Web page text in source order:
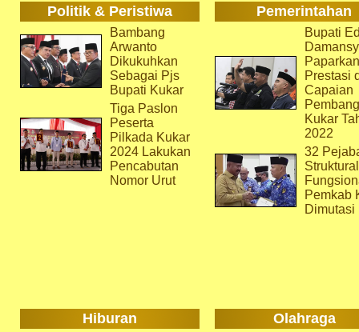
Politik & Peristiwa Pemerintahan
Bambang
Arwanto
Dikukuhkan
Sebagai Pjs
Bupati Kukar
Tiga Paslon
Peserta
Pilkada Kukar
2024 Lakukan
Pencabutan
Nomor Urut
Bupati
Paparkan
Prestasi
Capaian
Kukar
2022
32
Pemkab
Dimutasi
Hiburan Olahraga